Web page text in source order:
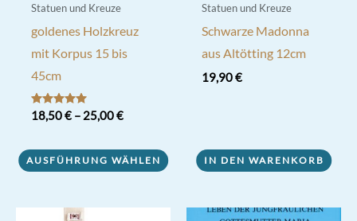
Statuen und Kreuze
goldenes Holzkreuz
mit Korpus 15 bis
45cm
Bewertet mit
5.00
18,50€– 25,00€
AUSFÜHRUNG WÄHLEN
Produkt
mehrere
Statuen und Kreuze
Schwarze Madonna
aus Altötting 12cm
19,90€
IN DEN WARENKORB